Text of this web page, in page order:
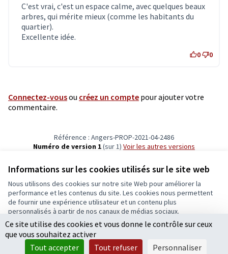
Informations sur les cookies utilisés sur le site web
Nous utilisons des cookies sur notre site Web pour améliorer la
performance et les contenus du site. Les cookies nous permettent
de fournir une expérience utilisateur et un contenu plus
personnalisés à partir de nos canaux de médias sociaux.
Tout accepter
Accepter seulement les cookies essentiels
C'est vrai, c'est un espace calme, avec quelques beaux
arbres, qui mérite mieux (comme les habitants du
quartier).
Excellente idée.
0 0
Connectez-vousou créez un compte pour ajouter votre
commentaire.
Référence : Angers-PROP-2021-04-2486
Numéro de version 1(sur 1)
voir les autres versions
Conditions d'utilisation
Paramètres des cookies
Ecrivons Angers sur X
(Lien externe)
Ecrivons Angers sur Facebook
(Lien externe)
Licence
(Lien
Ce site utilise des cookies et vous donne le contrôle sur ceux
que vous souhaitez activer
Tout accepter
Tout refuser Personnaliser